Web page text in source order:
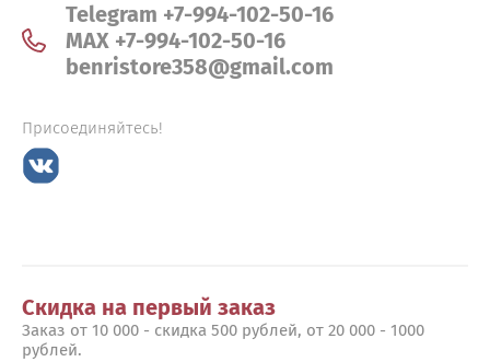
Telegram +7-994-102-50-16
MAX +7-994-102-50-16
benristore358@gmail.com
Присоединяйтесь!
Скидка на первый заказ
Заказ от 10 000 - скидка 500 рублей, от 20 000 - 1000
рублей.